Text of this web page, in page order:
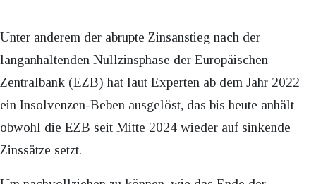
Unter anderem der abrupte Zinsanstieg nach der
langanhaltenden Nullzinsphase der Europäischen
Zentralbank (EZB) hat laut Experten ab dem Jahr 2022
ein Insolvenzen-Beben ausgelöst, das bis heute anhält –
obwohl die EZB seit Mitte 2024 wieder auf sinkende
Zinssätze setzt.